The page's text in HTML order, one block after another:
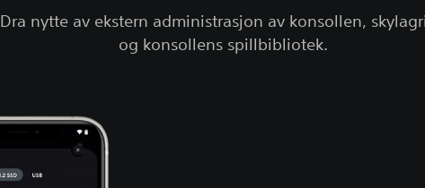
Dra nytte av ekstern administrasjon av konsollen,
og konsollens spillbibliotek.